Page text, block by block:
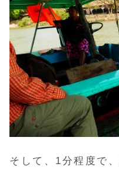
そして、1分程度で